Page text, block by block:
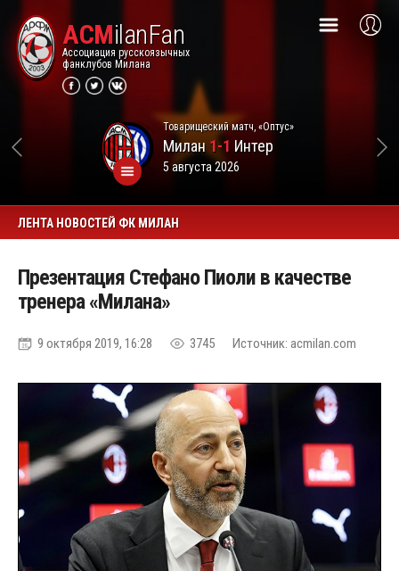
ACMilanFan
Ассоциация русскоязычных
фанклубов Милана
Товарищеский матч, «Оптус»
Милан1-1 Интер
5 августа 2026
ЛЕНТА НОВОСТЕЙ ФК МИЛАН
Презентация Стефано Пиоли в качестве
тренера «Милана»
9 октября 2019, 16:28 3745 Источник: acmilan.com